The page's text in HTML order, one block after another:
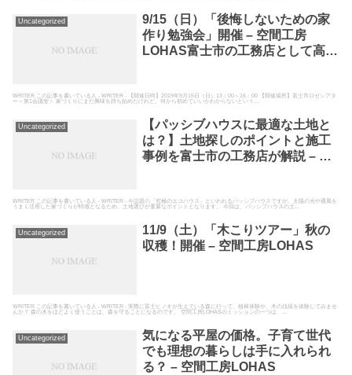
Uncategorized
9/15（日）「後悔しないための家
作り勉強会」開催 – 空間工房
LOHAS富士市の工務店として高断
WRITER この記事を書いている人 - WRITER - 【開催日時】2019年9月15日（日）13：00～16：00 【開催場所】富士市ロゼシアタ
ー＜第1会議室＞ 家づくりにまだ興味を持ち始めたけれど、何から初めていいかわからないという...
Uncategorized
【パッシブハウスに最適な土地と
は？】土地探しのポイントと施工
事例を富士市の工務店が解説 – 空
WRITER この記事を書いている人 - WRITER - 今話題の「究極のエコハウス」といわれるパッシブハウスですが、太陽の光や通風を
うまく活用した家づくりが特徴となるため、土地選びが重要なポイントとなります。 今回は、パッシブハウスの土...
Uncategorized
11/9（土）「木こりツアー」秋の
収穫！開催 – 空間工房LOHAS
WRITER この記事を書いている人 - WRITER - 実際に富士ヒノキが生えている森に行って、植林体験や、木の伐採を体験してみませ
んか？ 森の木をほどよく使うことは、森を守ることになるのです。 空間工房LOHASのミッションの一つは、...
Uncategorized
気になる平屋の価格。子育て世代
でも理想の暮らしは手に入れられ
る？ – 空間工房LOHAS